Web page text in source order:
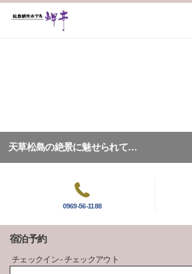
天草松島の絶景に魅せられて…
0969-56-1188
宿泊予約
チェックイン - チェックアウト